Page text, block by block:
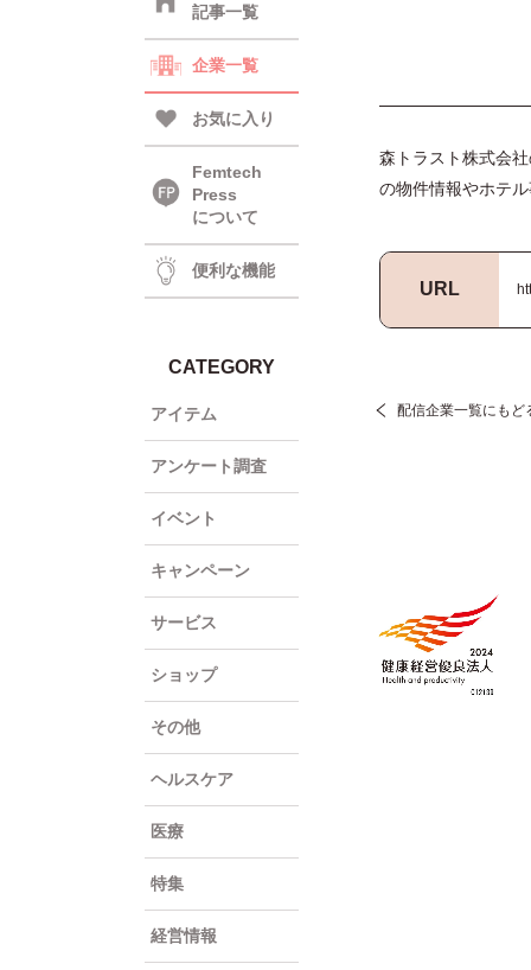
記事一覧
企業一覧
お気に入り
Femtech
Press
について
便利な機能
CATEGORY
アイテム
アンケート調査
イベント
キャンペーン
サービス
ショップ
その他
ヘルスケア
医療
特集
経営情報
森トラスト株式会
の物件情報やホテ
URL
配信企業一覧にもど